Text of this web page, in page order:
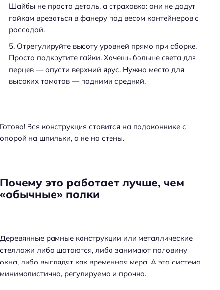
Шайбы не просто деталь, а страховка: они не дадут
гайкам врезаться в фанеру под весом контейнеров с
рассадой.
Отрегулируйте высоту уровней прямо при сборке.
Просто подкрутите гайки. Хочешь больше света для
перцев — опусти верхний ярус. Нужно место для
высоких томатов — подними средний.
Готово! Вся конструкция ставится на подоконнике с
опорой на шпильки, а не на стены.
Почему это работает лучше, чем
«обычные» полки
Деревянные рамные конструкции или металлические
стеллажи либо шатаются, либо занимают половину
окна, либо выглядят как временная мера. А эта система
минималистична, регулируема и прочна.